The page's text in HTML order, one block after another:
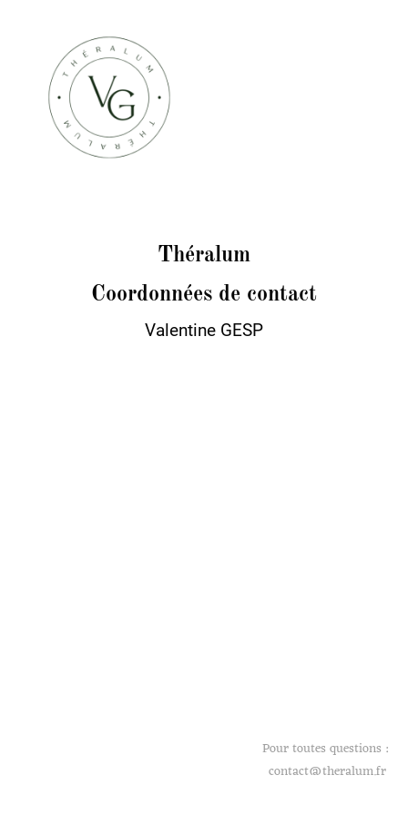
Théralum
Coordonnées de contact
Valentine GESP
Pour toutes questions :
contact@theralum.fr